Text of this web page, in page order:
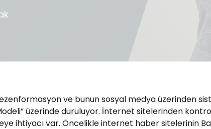
ve bunun sosyal medya üzerinden
üzerinde duruluyor. İnternet sitelerinden
ihtiyacı var. Öncelikle internet haber sitelerinin